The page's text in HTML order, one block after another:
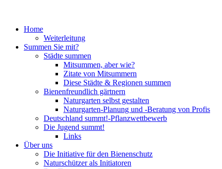
Home
Weiterleitung
Summen Sie mit?
Städte summen
Mitsummen, aber wie?
Zitate von Mitsummern
Diese Städte & Regionen summen
Bienenfreundlich gärtnern
Naturgarten selbst gestalten
Naturgarten-Planung und -Beratung von Profis
Deutschland summt!-Pflanzwettbewerb
Die Jugend summt!
Links
Über uns
Die Initiative für den Bienenschutz
Naturschützer als Initiatoren